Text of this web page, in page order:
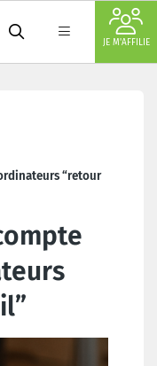
JE M'AFFILIE
“retour